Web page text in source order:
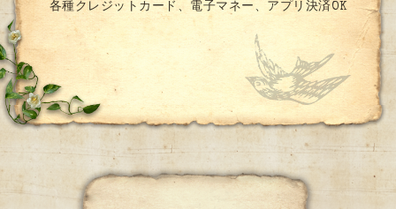
各種クレジットカード、電子マネー、アプリ決済OK